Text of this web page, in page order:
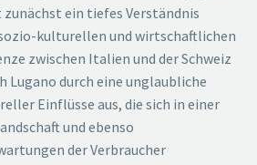
ein tiefes Verständnis
kulturellen und wirtschaftlichen
zwischen Italien und der Schweiz
Lugano durch eine unglaubliche
Einflüsse aus, die sich in einer
und ebenso
der Verbraucher